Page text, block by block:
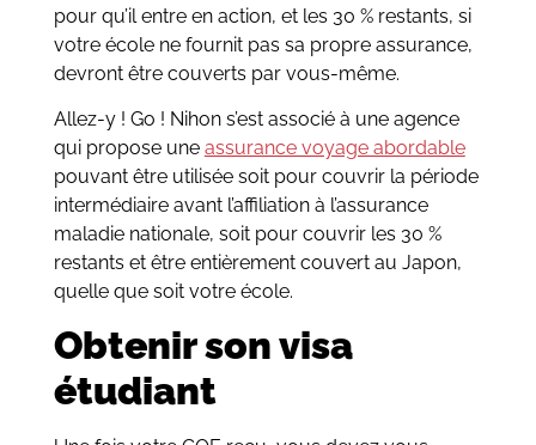
pour qu’il entre en action, et les 30 % restants, si
votre école ne fournit pas sa propre assurance,
devront être couverts par vous-même.
Allez-y ! Go ! Nihon s’est associé à une agence
qui propose une assurance voyage abordable
pouvant être utilisée soit pour couvrir la période
intermédiaire avant l’affiliation à l’assurance
maladie nationale, soit pour couvrir les 30 %
restants et être entièrement couvert au Japon,
quelle que soit votre école.
Obtenir son visa
étudiant